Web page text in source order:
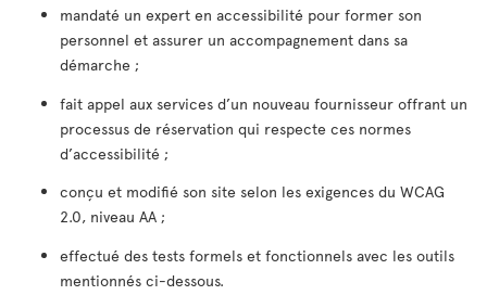
mandaté un expert en accessibilité pour former son
personnel et assurer un accompagnement dans sa
démarche ;
fait appel aux services d’un nouveau fournisseur offrant un
processus de réservation qui respecte ces normes
d’accessibilité ;
conçu et modifié son site selon les exigences du WCAG
2.0, niveau AA ;
effectué des tests formels et fonctionnels avec les outils
mentionnés ci-dessous.